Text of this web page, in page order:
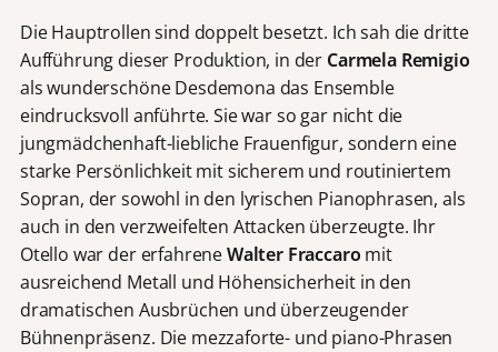
Die Hauptrollen sind doppelt besetzt. Ich sah die dritte
Aufführung dieser Produktion, in der Carmela Remigio
als wunderschöne Desdemona das Ensemble
eindrucksvoll anführte. Sie war so gar nicht die
jungmädchenhaft-liebliche Frauenfigur, sondern eine
starke Persönlichkeit mit sicherem und routiniertem
Sopran, der sowohl in den lyrischen Pianophrasen, als
auch in den verzweifelten Attacken überzeugte. Ihr
Otello war der erfahreneWalter Fraccaro mit
ausreichend Metall und Höhensicherheit in den
dramatischen Ausbrüchen und überzeugender
Bühnenpräsenz. Die mezzaforte- und piano-Phrasen